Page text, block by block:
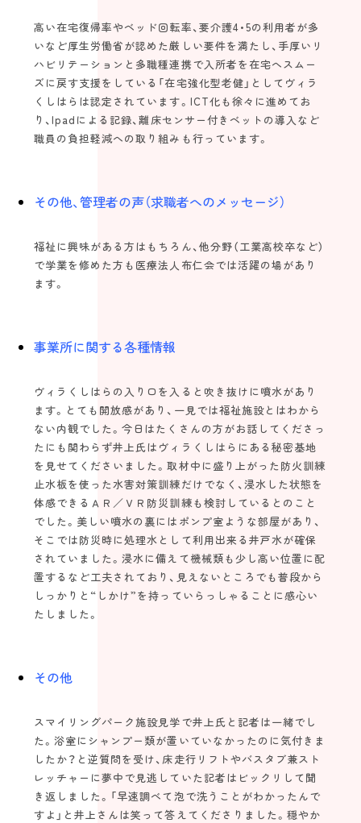
高い在宅復帰率やベッド回転率、要介護4・5の利用者が多
いなど厚生労働省が認めた厳しい要件を満たし、手厚いリ
ハビリテーションと多職種連携で入所者を在宅へスムー
ズに戻す支援をしている「在宅強化型老健」としてヴィラ
くしはらは認定されています。ICT化も徐々に進めてお
り、Ipadによる記録、離床センサー付きベットの導入など
職員の負担軽減への取り組みも行っています。
その他、管理者の声（求職者へのメッセージ）
福祉に興味がある方はもちろん、他分野（工業高校卒など）
で学業を修めた方も医療法人布仁会では活躍の場があり
ます。
事業所に関する各種情報
ヴィラくしはらの入り口を入ると吹き抜けに噴水があり
ます。とても開放感があり、一見では福祉施設とはわから
ない内観でした。今日はたくさんの方がお話してくださっ
たにも関わらず井上氏はヴィラくしはらにある秘密基地
を見せてくださいました。取材中に盛り上がった防火訓練
止水板を使った水害対策訓練だけでなく、浸水した状態を
体感できるＡＲ／ＶＲ防災訓練も検討しているとのこと
でした。美しい噴水の裏にはポンプ室ような部屋があり、
そこでは防災時に処理水として利用出来る井戸水が確保
されていました。浸水に備えて機械類も少し高い位置に配
置するなど工夫されており、見えないところでも普段から
しっかりと“しかけ”を持っていらっしゃることに感心い
たしました。
その他
スマイリングパーク施設見学で井上氏と記者は一緒でし
た。浴室にシャンプー類が置いていなかったのに気付きま
したか？と逆質問を受け、床走行リフトやバスタブ兼スト
レッチャーに夢中で見逃していた記者はビックリして聞
き返しました。「早速調べて泡で洗うことがわかったんで
すよ」と井上さんは笑って答えてくださりました。穏やか